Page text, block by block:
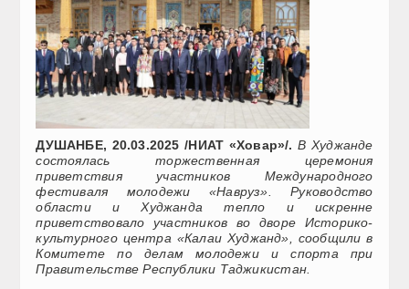
ДУШАНБЕ, 20.03.2025 /НИАТ «Ховар»/. В Худжанде
состоялась торжественная церемония
приветствия участников Международного
фестиваля молодежи «Навруз». Руководство
области и Худжанда тепло и искренне
приветствовало участников во дворе Историко-
культурного центра «Калаи Худжанд», сообщили в
Комитете по делам молодежи и спорта при
Правительстве Республики Таджикистан.